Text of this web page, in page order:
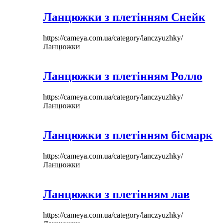
Ланцюжки з плетінням Снейк
https://cameya.com.ua/category/lanczyuzhky/
Ланцюжки
Ланцюжки з плетінням Ролло
https://cameya.com.ua/category/lanczyuzhky/
Ланцюжки
Ланцюжки з плетінням бісмарк
https://cameya.com.ua/category/lanczyuzhky/
Ланцюжки
Ланцюжки з плетінням лав
https://cameya.com.ua/category/lanczyuzhky/